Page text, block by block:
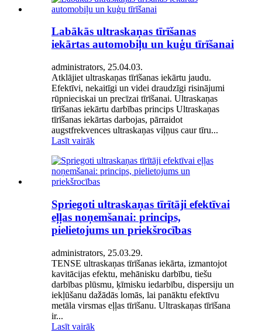
Labākās ultraskaņas tīrīšanas
iekārtas automobiļu un kuģu tīrīšanai
administrators, 25.04.03.
Atklājiet ultraskaņas tīrīšanas iekārtu jaudu.
Efektīvi, nekaitīgi un videi draudzīgi risinājumi
rūpnieciskai un precīzai tīrīšanai. Ultraskaņas
tīrīšanas iekārtu darbības princips Ultraskaņas
tīrīšanas iekārtas darbojas, pārraidot
augstfrekvences ultraskaņas viļņus caur tīru...
Lasīt vairāk
Spriegoti ultraskaņas tīrītāji efektīvai
eļļas noņemšanai: princips,
pielietojums un priekšrocības
administrators, 25.03.29.
TENSE ultraskaņas tīrīšanas iekārta, izmantojot
kavitācijas efektu, mehānisku darbību, tiešu
darbības plūsmu, ķīmisku iedarbību, dispersiju un
iekļūšanu dažādās lomās, lai panāktu efektīvu
metāla virsmas eļļas tīrīšanu. Ultraskaņas tīrīšana
ir...
Lasīt vairāk